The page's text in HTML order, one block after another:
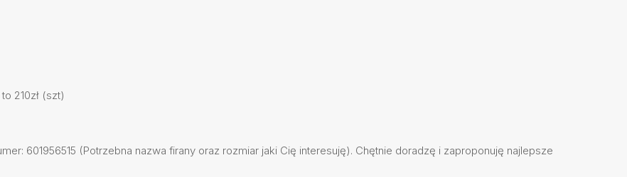
210zł (szt)
601956515 (Potrzebna nazwa firany oraz rozmiar jaki Cię interesuję). Chętnie doradzę i zaproponuję najlepsze